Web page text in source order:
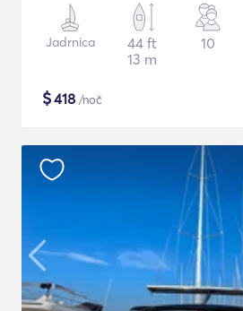
Jadrnica
44 ft
13 m
10
$418 /noč